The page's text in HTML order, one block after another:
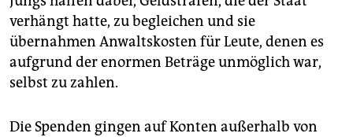
verhängt hatte, zu begleichen und sie
übernahmen Anwaltskosten für Leute, denen es
aufgrund der enormen Beträge unmöglich war,
selbst zu zahlen.
Die Spenden gingen auf Konten außerhalb von